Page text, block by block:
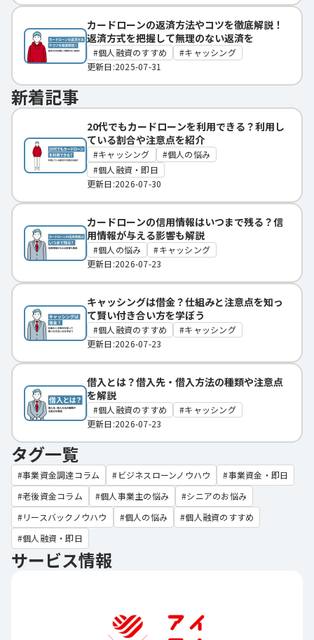
カードローンの返済方法やコツを徹底解説！
返済方式を把握して無理のない返済を
個人融資のすすめ
キャッシング
更新日:2025-07-31
新着記事
20代でもカードローンを利用できる？利用し
ている割合や注意点を紹介
キャッシング
個人の悩み
個人融資・即日
更新日:2026-07-30
カードローンの信用情報はいつまで残る？信
用情報が与える影響も解説
個人の悩み
キャッシング
更新日:2026-07-23
キャッシングは借金？仕組みと注意点を知っ
て賢い付き合い方を学ぼう
個人融資のすすめ
キャッシング
更新日:2026-07-23
借入とは？借入先・借入方法の種類や注意点
を解説
個人融資のすすめ
キャッシング
更新日:2026-07-23
タグ一覧
事業資金調達コラム ビジネスローンノウハウ
事業資金・即日
老後資金コラム
個人事業主の悩み
シニアのお悩み
リースバックノウハウ
個人の悩み
個人融資のすすめ
個人融資・即日
サービス情報